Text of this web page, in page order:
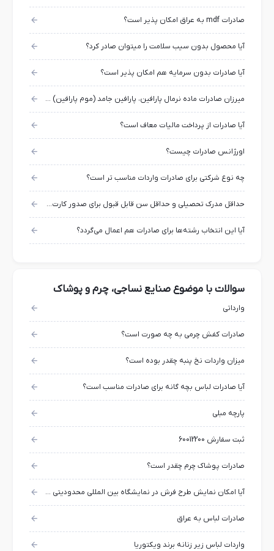
صادرات mdf به عراق امکان پذیر است؟
آیا محصول بدون سیب سلامت را میتوان صادر کرد؟
آیا صادرات بدون سرمایه هم امکان پذیر است؟
میرزان صادرات ماده نرمال پارافین، پارافین جامد (موم پارافین) چقدر است؟
آیا صادرات از پرداخت مالیات معاف است؟
اورژانس صادرات چیست؟
چه نوع شرکتی برای صادرات واردات مناسب تر است؟
حداقل مدرک تحصیلی و حداقل سن قابل قبول برای صدور کارت بازرگانی چیست؟
آیا این انتخاب رشته‌ها برای صادرات هم اعمال می‌گردد؟
سوالات با موضوع صنایع نساجی، چرم و پوشاک
وارداتی
صادرات کفش چرمی به چه صورت است؟
میزان واردات نخ پنبه چقدر بوده است؟
آیا صادرات لباس بچه گانه برای صادرات مناسب است؟
پارچه مبلی
ثبت سفارش 60012200
صادرات پوشاک چرم چقدر است؟
آیا امکان نمایش طرح فرش در نمایشگاه بین المللی محدودیتی وجود دارد؟
صادرات لباس به عراق
واردات لباس زیر زنانه برند ویکتوریا